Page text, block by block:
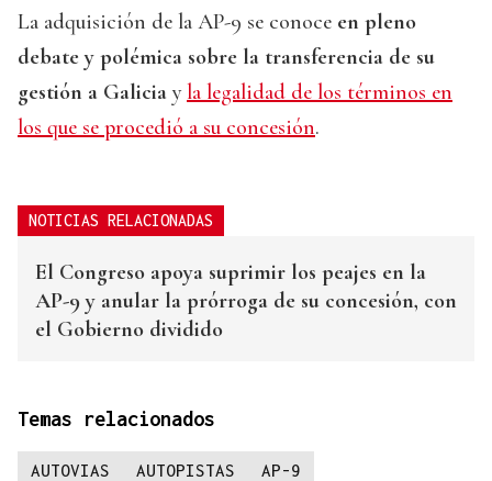
La adquisición de la AP-9 se conoce en pleno
debate y polémica sobre la transferencia de su
gestión a Galicia yla legalidad de los términos en
los que se procedió a su concesión.
NOTICIAS RELACIONADAS
El Congreso apoya suprimir los peajes en la
AP-9 y anular la prórroga de su concesión, con
el Gobierno dividido
Temas relacionados
AUTOVIAS AUTOPISTAS AP-9